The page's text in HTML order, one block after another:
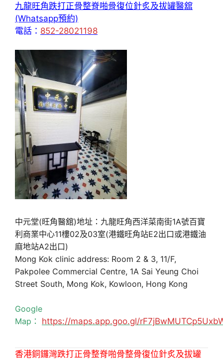
九龍旺角跌打正骨整脊啪骨復位針炙及拔罐醫舘
(Whatsapp預約)
電話： 852-28021198
中元堂(旺角醫舘)地址：九龍旺角西洋菜南街1A號百寶
利商業中心11樓02及03室(港鐵旺角站E2出口或港鐵油
麻地站A2出口)
Mong Kok clinic address: Room 2 & 3, 11/F,
Pakpolee Commercial Centre, 1A Sai Yeung Choi
Street South, Mong Kok, Kowloon, Hong Kong
Google
Map： https://maps.app.goo.gl/
香港銅鑼灣跌打正骨整脊啪骨整骨復位針炙及拔罐